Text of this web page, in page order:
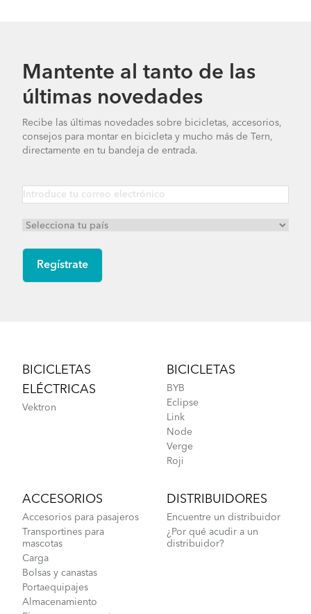
Mantente al tanto de las
últimas novedades
Recibe las últimas novedades sobre bicicletas, accesorios,
consejos para montar en bicicleta y mucho más de Tern,
directamente en tu bandeja de entrada.
BICICLETAS
ELÉCTRICAS
Vektron
BICICLETAS
BYB
Eclipse
Link
Node
Verge
Roji
ACCESORIOS
Accesorios para pasajeros
Transportines para
mascotas
Carga
Bolsas y canastas
Portaequipajes
Almacenamiento
DISTRIBUIDORES
Encuentre un distribuidor
¿Por qué acudir a un
distribuidor?